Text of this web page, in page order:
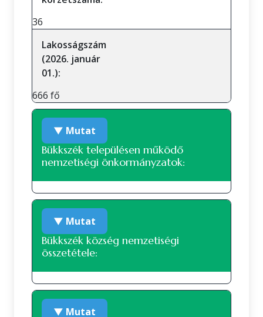
36
Lakosságszám
(2026. január
01.):
666 fő
▼ Mutat
Bükkszék településen működő
nemzetiségi önkormányzatok:
A településen jelenleg nem működik
nemzetiségi önkormányzat.
▼ Mutat
Bükkszék község nemzetiségi
összetétele:
Nemzetiségi összetétel a 2022-es
népszámlálás alapján
▼ Mutat